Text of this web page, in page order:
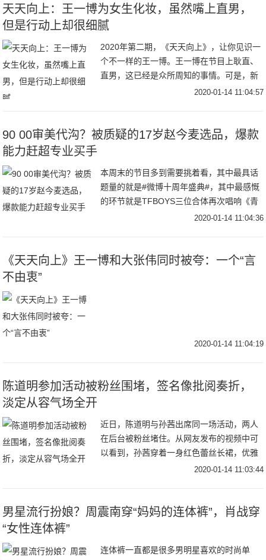
天天向上：王一博为女生化妆，虽然嘴上直男，
但是行动上却很细腻
2020年第二期，《天天向上》，让你见识一
个不一样的王一博。王一博在节目上耿直、
直男，这已经是众所周知的事情。可是，新
的一期《天天向上》，你却发现这个耿直的
2020-01-14 11:04:57
90 00审美代沟？被质疑的17岁赵今麦选品，爆款
能力赶超专业买手
本周末的节目多到需要挑着看，其中最具话
题量的就是#微博十周年盛典#，其中最感慨
的环节就是TFBOYS三位合体再次唱响《青
春修炼手册》的时候，他们都已经是出道6年
2020-01-14 11:04:36
《天天向上》王一博和大张伟同时被夸：一个“言
不由衷”
2020-01-14 11:04:19
陈道明参加活动被粉丝围堵，签名像批阅奏折，
淡定从容气场全开
近日，陈道明与孙茜出席同一场活动，两人
在后台被粉丝堵住。从网友发布的视频中可
以看到，孙茜穿着一身红色蕾丝长裙，优雅
又带着几分妩媚。本来美女明星更受欢迎，
2020-01-14 11:03:44
男星流行扮娘？周震南穿“妈妈的连体裤”，肖战穿
“女性连体裤”
连体裤一直都是很多男明星喜欢的时尚单